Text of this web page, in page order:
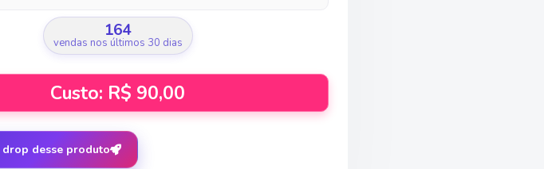
164
vendas nos últimos 30 dias
Custo: R$ 90,00
desse produto